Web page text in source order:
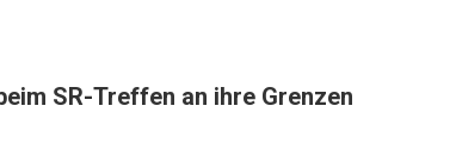
SR-Treffen an ihre Grenzen